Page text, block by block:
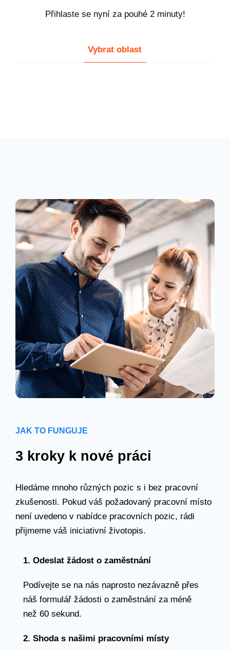
Přihlaste se nyní za pouhé 2 minuty!
Vybrat oblast
JAK TO FUNGUJE
3 kroky k nové práci
Hledáme mnoho různých pozic s i bez pracovní
zkušenosti. Pokud váš požadovaný pracovní místo
není uvedeno v nabídce pracovních pozic, rádi
přijmeme váš iniciativní životopis.
1. Odeslat žádost o zaměstnání
Podívejte se na nás naprosto nezávazně přes
náš formulář žádosti o zaměstnání za méně
než 60 sekund.
2. Shoda s našimi pracovními místy